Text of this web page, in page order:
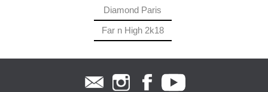
Diamond Paris
Far n High 2k18